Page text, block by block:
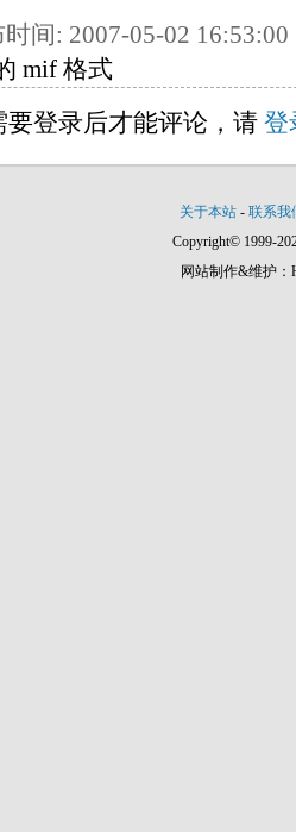
间: 2007-05-02 16:53:00
mif 格式
要登录后才能评论，请 登
关于本站 - 联系我
Copyright© 1999-
网站制作&维护